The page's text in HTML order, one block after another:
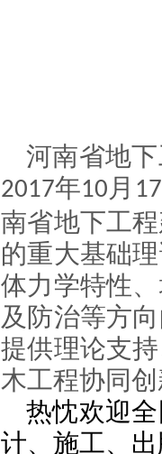
河南省地
2017年10 月 17
南省地下工
的重大基础
体力学特性
及防治等方
提供理论支
木工程协同
热忱欢迎
计、施工、